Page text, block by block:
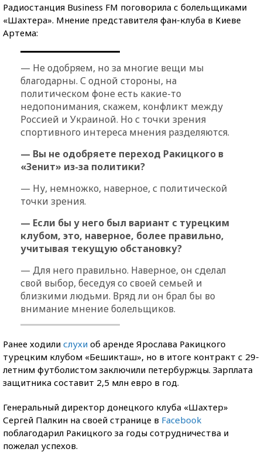
Радиостанция Business FM поговорила с болельщиками
«Шахтера». Мнение представителя фан-клуба в Киеве
Артема:
— Не одобряем, но за многие вещи мы
благодарны. С одной стороны, на
политическом фоне есть какие-то
недопонимания, скажем, конфликт между
Россией и Украиной. Но с точки зрения
спортивного интереса мнения разделяются.
— Вы не одобряете переход Ракицкого в
«Зенит» из-за политики?
— Ну, немножко, наверное, с политической
точки зрения.
— Если бы у него был вариант с турецким
клубом, это, наверное, более правильно,
учитывая текущую обстановку?
— Для него правильно. Наверное, он сделал
свой выбор, беседуя со своей семьей и
близкими людьми. Вряд ли он брал бы во
внимание мнение болельщиков.
Ранее ходили слухи об аренде Ярослава Ракицкого
турецким клубом «Бешикташ», но в итоге контракт с 29-
летним футболистом заключили петербуржцы. Зарплата
защитника составит 2,5 млн евро в год.
Генеральный директор донецкого клуба «Шахтер»
Сергей Палкин на своей странице в Facebook
поблагодарил Ракицкого за годы сотрудничества и
пожелал успехов.